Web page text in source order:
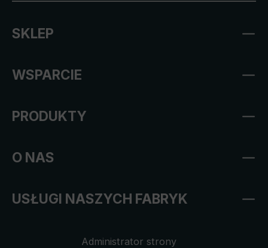
SKLEP
WSPARCIE
PRODUKTY
O NAS
USŁUGI NASZYCH FABRYK
Administrator strony